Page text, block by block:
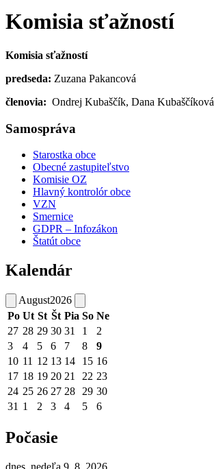
Komisia sťažností
Komisia sťažností
predseda: Zuzana Pakancová
členovia: Ondrej Kubaščík, Dana Kubaščíková
Samospráva
Starostka obce
Obecné zastupiteľstvo
Komisie OZ
Hlavný kontrolór obce
VZN
Smernice
GDPR – Infozákon
Štatút obce
Kalendár
August2026
Po Ut St Št Pia So Ne
27 28 29 30 31 1
2
3
4 5 6 7 8
9
10 11 12 13 14 15 16
17 18 19 20 21 22 23
24 25 26 27 28 29 30
31 1 2 3 4 5 6
Počasie
dnes, nedeľa 9. 8. 2026